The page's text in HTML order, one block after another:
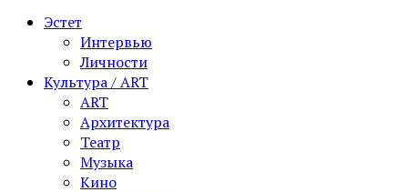
Эстет
Интервью
Личности
Культура / ART
ART
Архитектура
Театр
Музыка
Кино